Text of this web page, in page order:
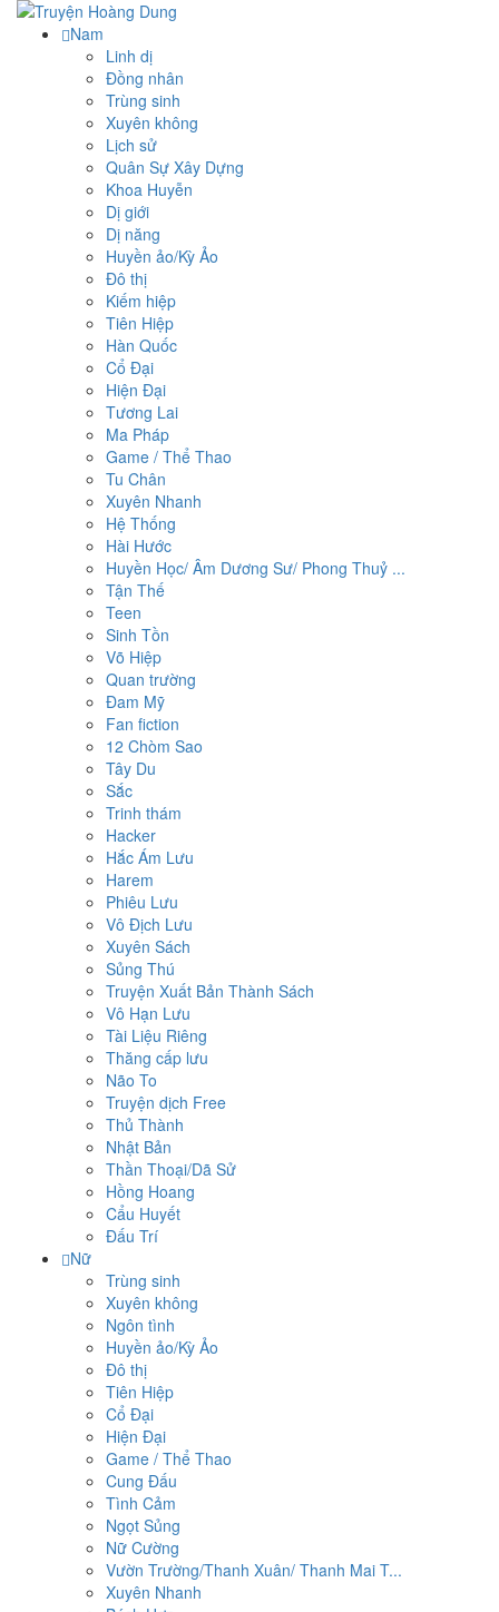
Nam
Linh dị
Đồng nhân
Trùng sinh
Xuyên không
Lịch sử
Quân Sự Xây Dựng
Khoa Huyễn
Dị giới
Dị năng
Huyền ảo/Kỳ Ảo
Đô thị
Kiếm hiệp
Tiên Hiệp
Hàn Quốc
Cổ Đại
Hiện Đại
Tương Lai
Ma Pháp
Game / Thể Thao
Tu Chân
Xuyên Nhanh
Hệ Thống
Hài Hước
Huyền Học/ Âm Dương Sư/ Phong Thuỷ ...
Tận Thế
Teen
Sinh Tồn
Võ Hiệp
Quan trường
Đam Mỹ
Fan fiction
12 Chòm Sao
Tây Du
Sắc
Trinh thám
Hacker
Hắc Ám Lưu
Harem
Phiêu Lưu
Vô Địch Lưu
Xuyên Sách
Sủng Thú
Truyện Xuất Bản Thành Sách
Vô Hạn Lưu
Tài Liệu Riêng
Thăng cấp lưu
Não To
Truyện dịch Free
Thủ Thành
Nhật Bản
Thần Thoại/Dã Sử
Hồng Hoang
Cẩu Huyết
Đấu Trí
Nữ
Trùng sinh
Xuyên không
Ngôn tình
Huyền ảo/Kỳ Ảo
Đô thị
Tiên Hiệp
Cổ Đại
Hiện Đại
Game / Thể Thao
Cung Đấu
Tình Cảm
Ngọt Sủng
Nữ Cường
Vườn Trường/Thanh Xuân/ Thanh Mai T...
Xuyên Nhanh